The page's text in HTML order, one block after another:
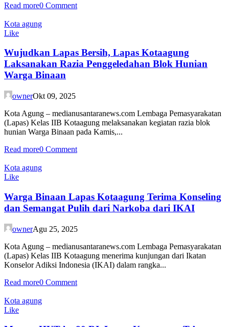
Read more0 Comment
Kota agung
Like
Wujudkan Lapas Bersih, Lapas Kotaagung
Laksanakan Razia Penggeledahan Blok Hunian
Warga Binaan
ownerOkt 09, 2025
Kota Agung – medianusantaranews.com Lembaga Pemasyarakatan
(Lapas) Kelas IIB Kotaagung melaksanakan kegiatan razia blok
hunian Warga Binaan pada Kamis,...
Read more0 Comment
Kota agung
Like
Warga Binaan Lapas Kotaagung Terima Konseling
dan Semangat Pulih dari Narkoba dari IKAI
ownerAgu 25, 2025
Kota Agung – medianusantaranews.com Lembaga Pemasyarakatan
(Lapas) Kelas IIB Kotaagung menerima kunjungan dari Ikatan
Konselor Adiksi Indonesia (IKAI) dalam rangka...
Read more0 Comment
Kota agung
Like